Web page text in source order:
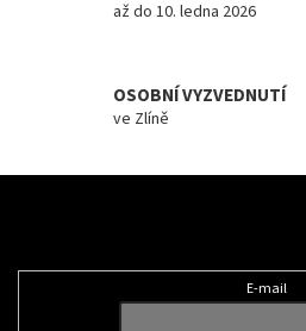
až do 10. ledna 2026
OSOBNÍ VYZVEDNUTÍ
ve Zlíně
E-mail